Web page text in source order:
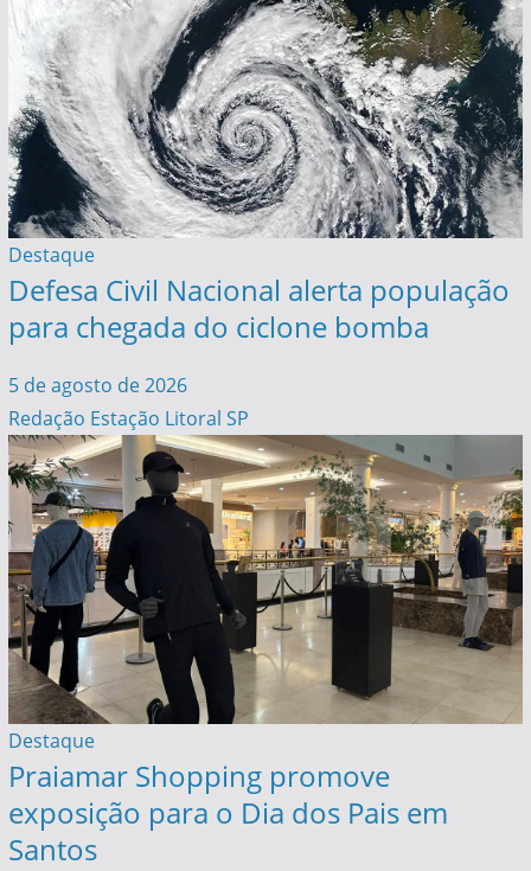
Destaque
Defesa Civil Nacional alerta população
para chegada do ciclone bomba
5 de agosto de 2026
Redação Estação Litoral SP
Destaque
Praiamar Shopping promove
exposição para o Dia dos Pais em
Santos